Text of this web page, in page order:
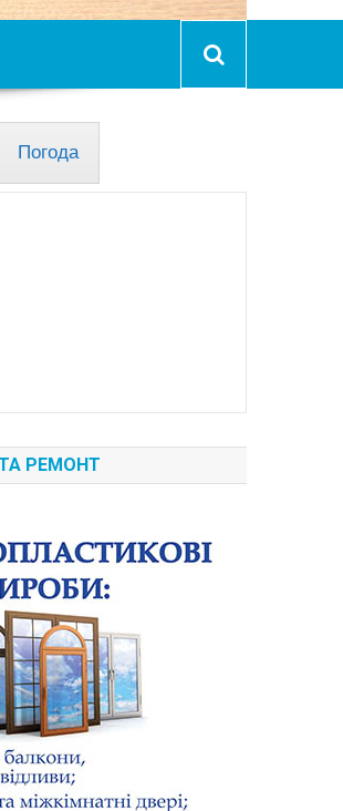
Погода
РЕМОНТ